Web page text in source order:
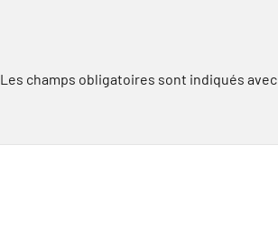
Les champs obligatoires sont indiqués avec